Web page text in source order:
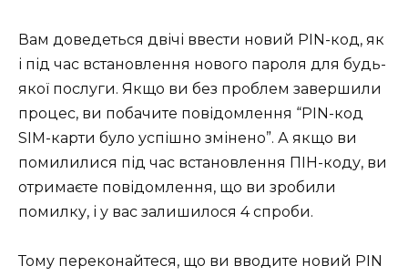
Вам доведеться двічі ввести новий PIN-код, як
і під час встановлення нового пароля для будь-
якої послуги. Якщо ви без проблем завершили
процес, ви побачите повідомлення “PIN-код
SIM-карти було успішно змінено”. А якщо ви
помилилися під час встановлення ПІН-коду, ви
отримаєте повідомлення, що ви зробили
помилку, і у вас залишилося 4 спроби.
Тому переконайтеся, що ви вводите новий PIN